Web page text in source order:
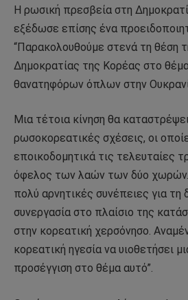
Η ρωσική πρεσβεία στη
εξέδωσε επίσης ένα
“Παρακολουθούμε στενά τη θέση
Δημοκρατίας της Κορέας στο
θανατηφόρων όπλων στην
Μια τέτοια κίνηση θα
ρωσοκορεατικές σχέσεις, οι
εποικοδομητικά τις τελευταίες
όφελος των λαών των δύο χωρών.
πολύ αρνητικές συνέπειες για τη
συνεργασία στο πλαίσιο της
στην κορεατική χερσόνησο.
κορεατική ηγεσία να υιοθετήσει
προσέγγιση στο θέμα αυτό”.